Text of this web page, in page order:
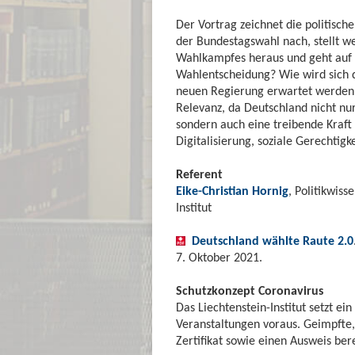
Der Vortrag zeichnet die
der Bundestagswahl nach, stellt
Wahlkampfes heraus und geht
Wahlentscheidung? Wie wird
neuen Regierung erwartet
Relevanz, da Deutschland nicht
sondern auch eine treibende
Digitalisierung, soziale
Referent
Eike-Christian Hornig,
Institut
Deutschland wählte Raute 2.0
7. Oktober 2021.
Schutzkonzept Coronavirus
Das Liechtenstein-Institut setzt
Veranstaltungen voraus.
Zertifikat sowie einen Ausweis